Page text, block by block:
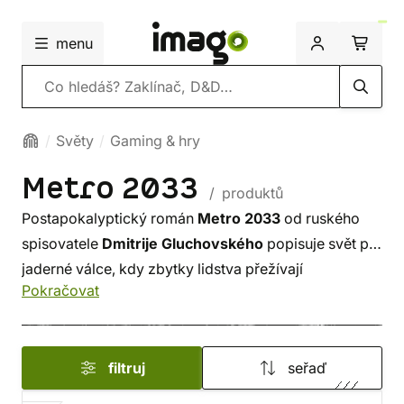
menu
Vyhledávání
Světy Gaming & hry
Metro 2033
/ produktů
Postapokalyptický román Metro 2033 od ruského
spisovatele Dmitrije Gluchovského popisuje svět po
jaderné válce, kdy zbytky lidstva přežívají
v moskevském metru. Podle románu a navazujících
Pokračovat
filtruj seřaď